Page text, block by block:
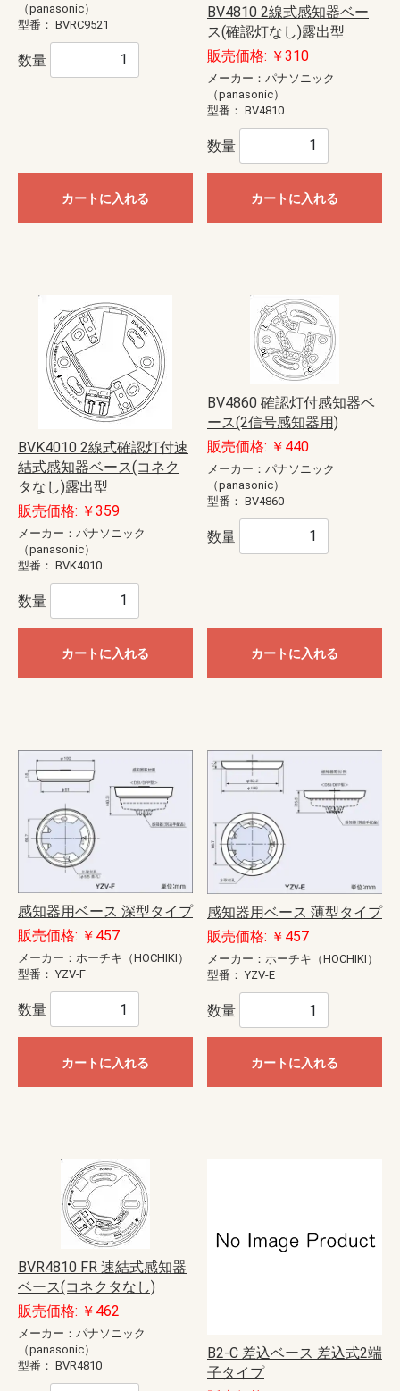
（panasonic）
型番： BVRC9521
数量
カートに入れる
BV4810 2線式感知器ベー
ス(確認灯なし)露出型
販売価格: ￥310
メーカー：パナソニック
（panasonic）
型番： BV4810
数量
カートに入れる
BVK4010 2線式確認灯付速
結式感知器ベース(コネク
タなし)露出型
販売価格: ￥359
メーカー：パナソニック
（panasonic）
型番： BVK4010
数量
カートに入れる
BV4860 確認灯付感知器ベ
ース(2信号感知器用)
販売価格: ￥440
メーカー：パナソニック
（panasonic）
型番： BV4860
数量
カートに入れる
感知器用ベース 深型タイプ
販売価格: ￥457
メーカー：ホーチキ（HOCHIKI）
型番：YZV-F
数量
カートに入れる
感知器用ベース 薄型タイプ
販売価格: ￥457
メーカー：ホーチキ（HOCHIKI）
型番：YZV-E
数量
カートに入れる
BVR4810 FR 速結式感知器
ベース(コネクタなし)
販売価格: ￥462
メーカー：パナソニック
（panasonic）
型番： BVR4810
B2-C 差込ベース 差込式2端
子タイプ